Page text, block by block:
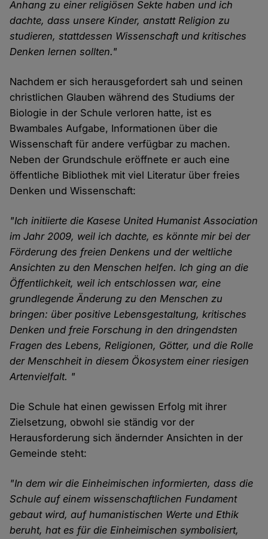
Anhang zu einer religiösen Sekte haben und ich
dachte, dass unsere Kinder, anstatt Religion zu
studieren, stattdessen Wissenschaft und kritisches
Denken lernen sollten."
Nachdem er sich herausgefordert sah und seinen
christlichen Glauben während des Studiums der
Biologie in der Schule verloren hatte, ist es
Bwambales Aufgabe, Informationen über die
Wissenschaft für andere verfügbar zu machen.
Neben der Grundschule eröffnete er auch eine
öffentliche Bibliothek mit viel Literatur über freies
Denken und Wissenschaft:
"Ich initiierte die Kasese United Humanist Association
im Jahr 2009, weil ich dachte, es könnte mir bei der
Förderung des freien Denkens und der weltliche
Ansichten zu den Menschen helfen. Ich ging an die
Öffentlichkeit, weil ich entschlossen war, eine
grundlegende Änderung zu den Menschen zu
bringen: über positive Lebensgestaltung, kritisches
Denken und freie Forschung in den dringendsten
Fragen des Lebens, Religionen, Götter, und die Rolle
der Menschheit in diesem Ökosystem einer riesigen
Artenvielfalt. "
Die Schule hat einen gewissen Erfolg mit ihrer
Zielsetzung, obwohl sie ständig vor der
Herausforderung sich ändernder Ansichten in der
Gemeinde steht:
"In dem wir die Einheimischen informierten, dass die
Schule auf einem wissenschaftlichen Fundament
gebaut wird, auf humanistischen Werte und Ethik
beruht, hat es für die Einheimischen symbolisiert,